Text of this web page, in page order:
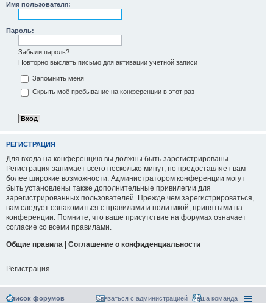
Имя пользователя:
Пароль:
Забыли пароль?
Повторно выслать письмо для активации учётной записи
Запомнить меня
Скрыть моё пребывание на конференции в этот раз
РЕГИСТРАЦИЯ
Для входа на конференцию вы должны быть зарегистрированы.
Регистрация занимает всего несколько минут, но предоставляет вам
более широкие возможности. Администратором конференции могут
быть установлены также дополнительные привилегии для
зарегистрированных пользователей. Прежде чем зарегистрироваться,
вам следует ознакомиться с правилами и политикой, принятыми на
конференции. Помните, что ваше присутствие на форумах означает
согласие со всеми правилами.
Общие правила | Соглашение о конфиденциальности
Регистрация
Список форумов Наша команда
Связаться с администрацией